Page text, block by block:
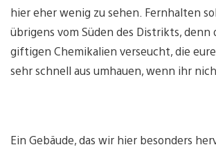
hier eher wenig zu sehen. Fernhalten
übrigens vom Süden des Distrikts, denn
giftigen Chemikalien verseucht, die
sehr schnell aus umhauen, wenn ihr
Ein Gebäude, das wir hier besonders